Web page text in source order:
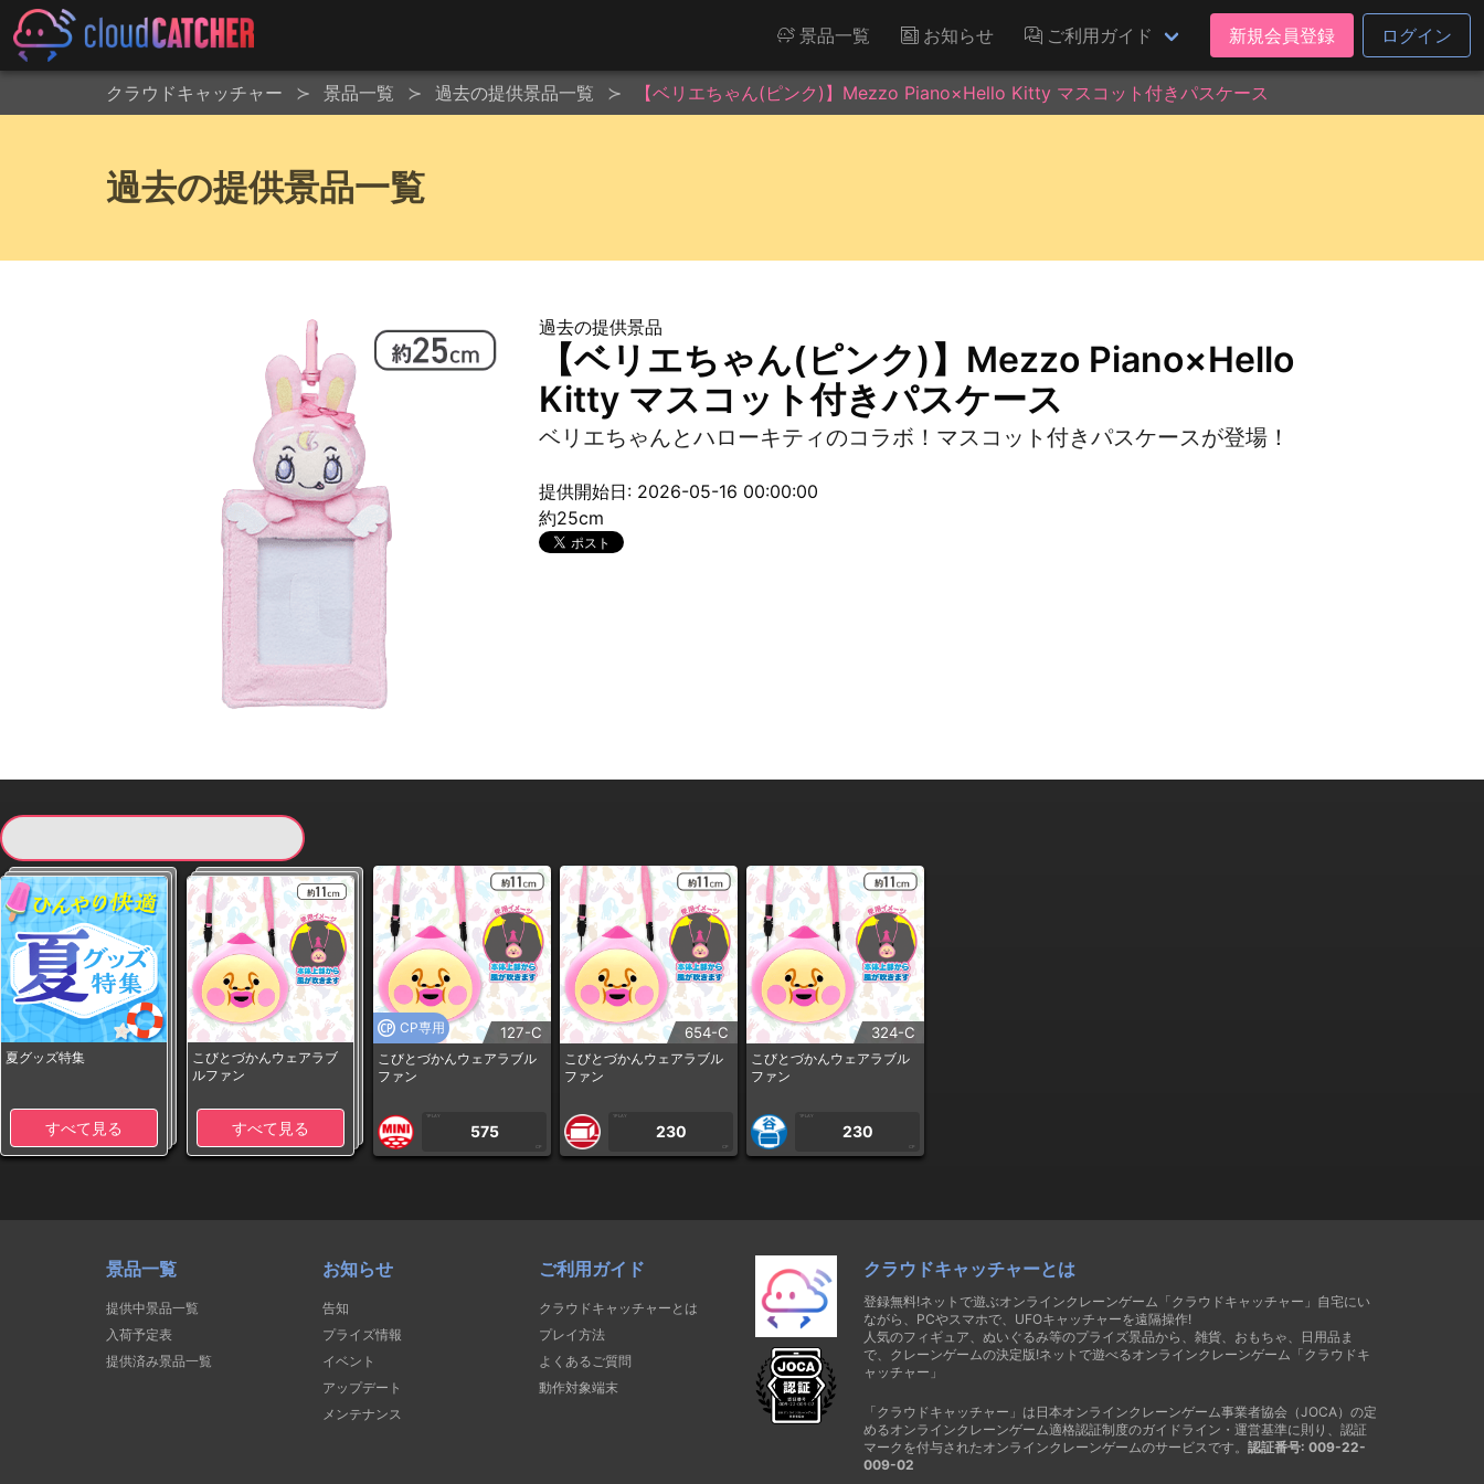
景品一覧 お知らせ ご利用ガイド 新規会員登録 ログイン
クラウドキャッチャー 景品一覧 過去の提供景品一覧 【ベリエちゃん(ピンク)】Mezzo Piano×Hello Kitty マスコット付きパスケース
過去の提供景品一覧
過去の提供景品
【ベリエちゃん(ピンク)】Mezzo Piano×Hello
Kitty マスコット付きパスケース
ベリエちゃんとハローキティのコラボ！マスコット付きパスケースが登場！
提供開始日: 2026-05-16 00:00:00
約25cm
夏グッズ特集
すべて見る
こびとづかんウェアラブ
ルファン
すべて見る
CP専用 127-C
こびとづかんウェアラブル
ファン
1PLAY
575
CP
654-C
こびとづかんウェアラブル
ファン
1PLAY
230
CP
324-C
こびとづかんウェアラブル
ファン
1PLAY
230
CP
景品一覧
提供中景品一覧
入荷予定表
提供済み景品一覧
お知らせ
告知
プライズ情報
イベント
アップデート
メンテナンス
ご利用ガイド
クラウドキャッチャーとは
プレイ方法
よくあるご質問
動作対象端末
クラウドキャッチャーとは
登録無料!ネットで遊ぶオンラインクレーンゲーム「クラウドキャッチャー」自宅にい
ながら、PCやスマホで、UFOキャッチャーを遠隔操作!
人気のフィギュア、ぬいぐるみ等のプライズ景品から、雑貨、おもちゃ、日用品ま
で、クレーンゲームの決定版!ネットで遊べるオンラインクレーンゲーム「クラウドキ
ャッチャー」
「クラウドキャッチャー」は日本オンラインクレーンゲーム事業者協会（JOCA）の定
めるオンラインクレーンゲーム適格認証制度のガイドライン・運営基準に則り、認証
マークを付与されたオンラインクレーンゲームのサービスです。 認証番号: 009-22-
009-02